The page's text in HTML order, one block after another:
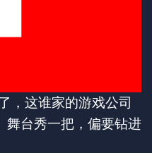
，这谁家的游戏公司
舞台秀一把，偏要钻进